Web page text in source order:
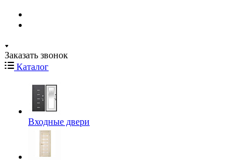
Заказать звонок
Каталог
Входные двери